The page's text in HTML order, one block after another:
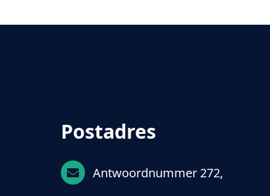
Postadres
Antwoordnummer 272,